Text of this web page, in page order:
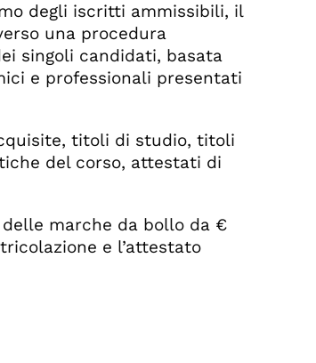
degli iscritti ammissibili, il
una procedura
singoli candidati, basata
e professionali presentati
titoli di studio, titoli
del corso, attestati di
marche da bollo da €
e l’attestato